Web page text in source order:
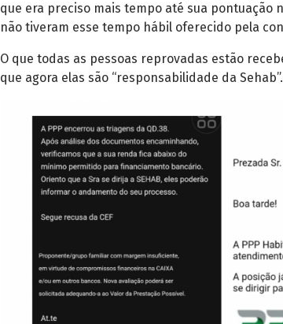
que era preciso mais tempo até sua pontuação
não tiveram esse tempo hábil oferecido pela
O que todas as pessoas reprovadas estão
que agora elas são “responsabilidade da Sehab”.